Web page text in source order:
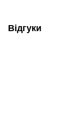
Відгуки